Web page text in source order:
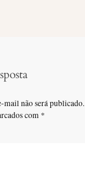
mail não será publicado.
com *